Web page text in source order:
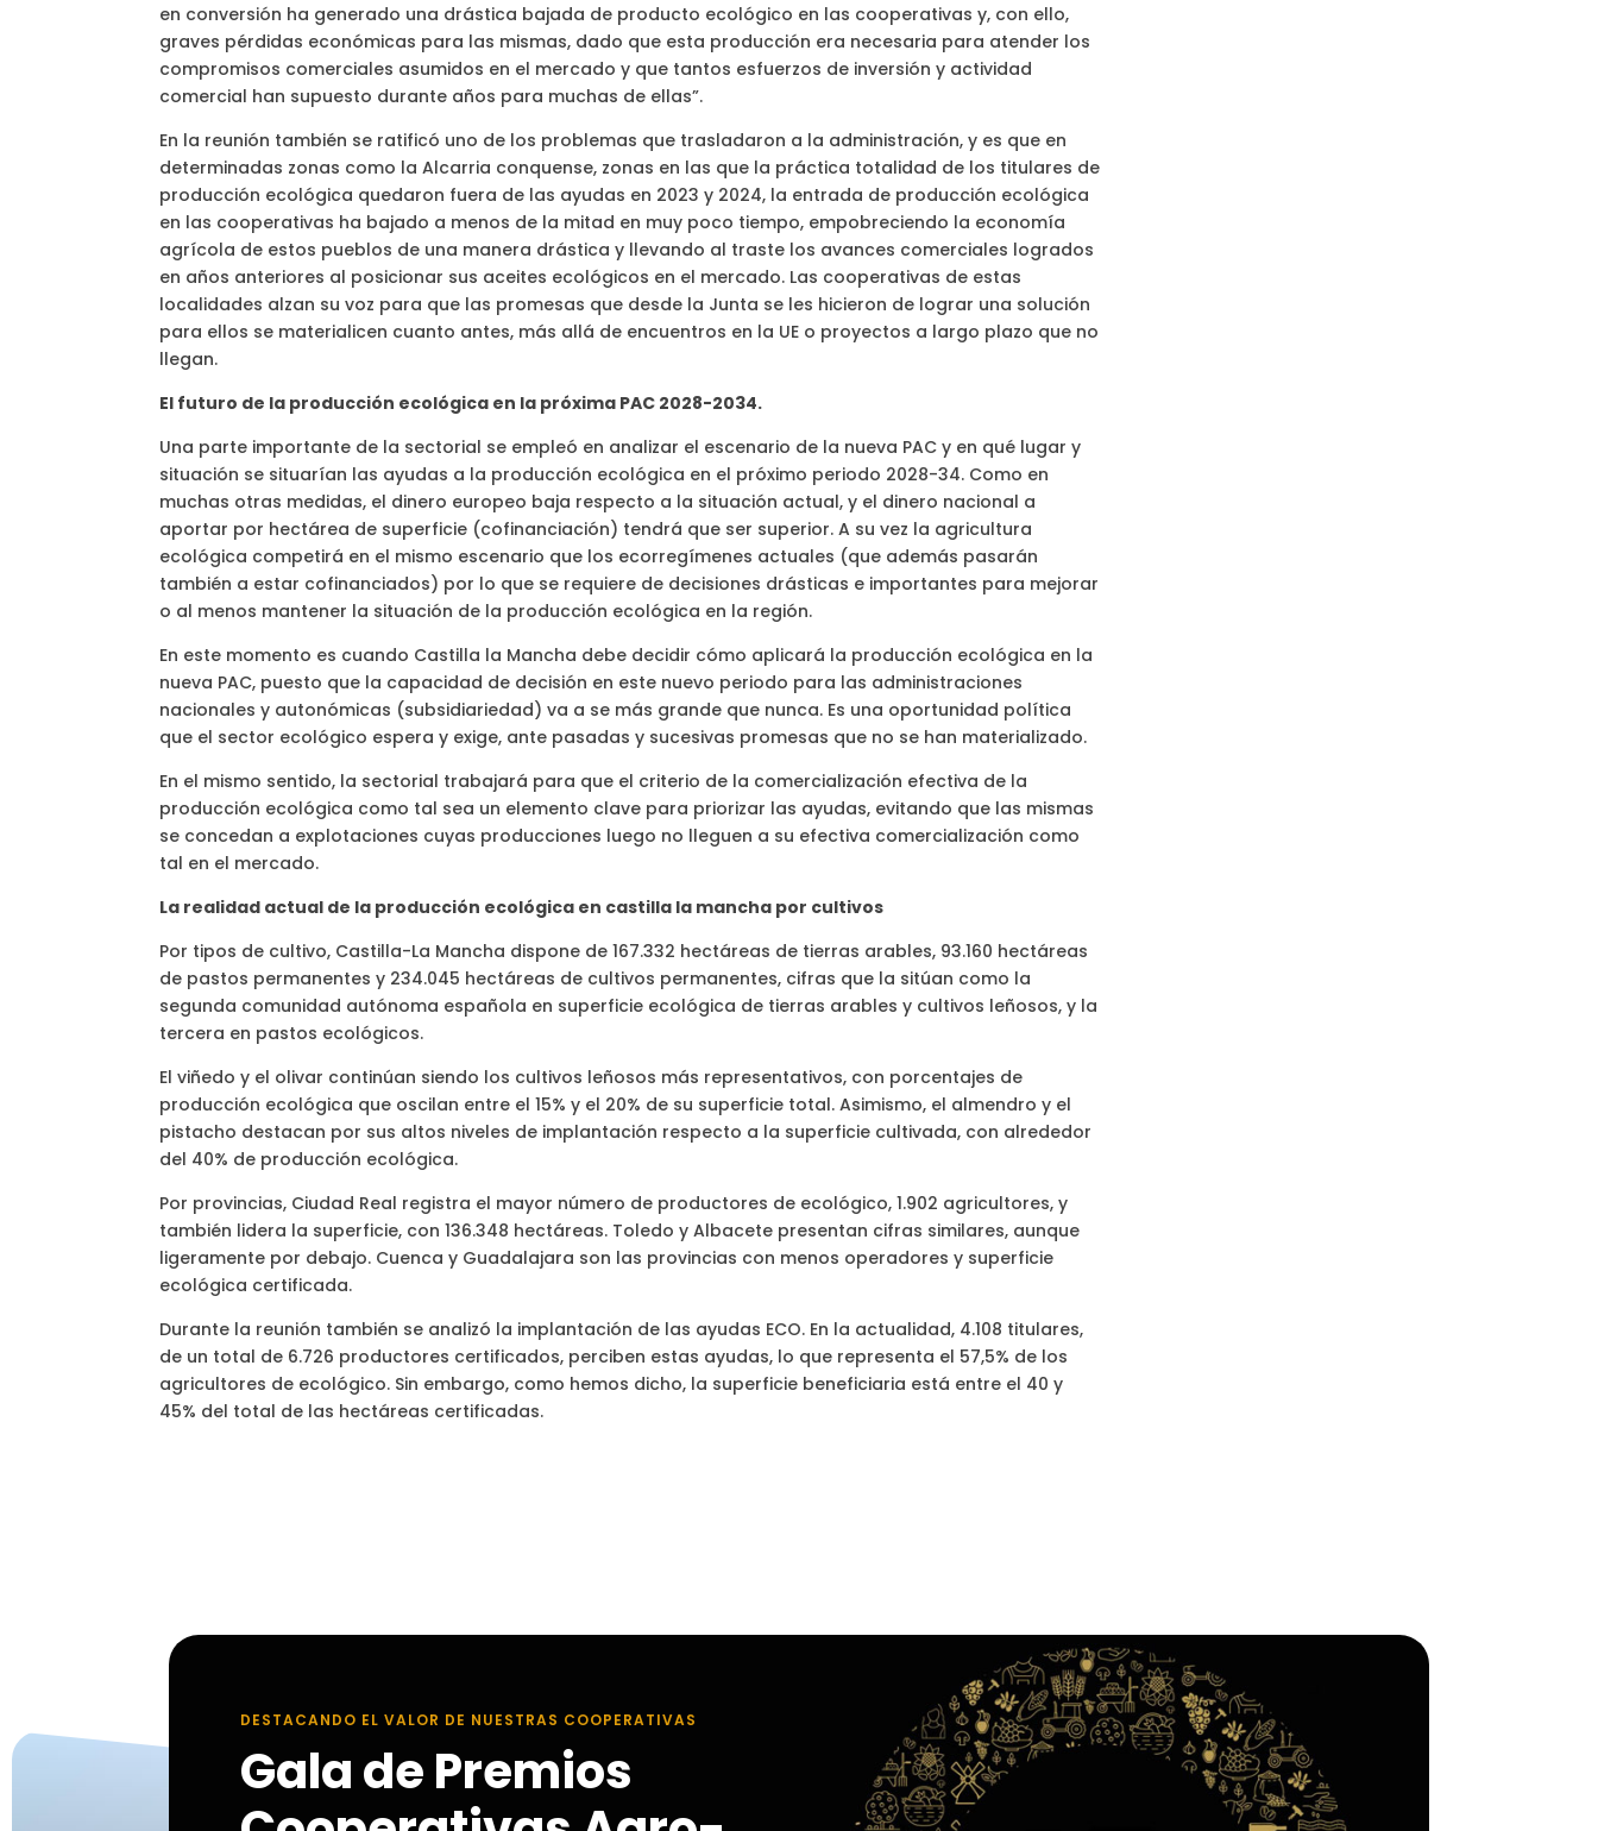
en conversión ha generado una drástica bajada de producto ecológico en las cooperativas y, con ello,
graves pérdidas económicas para las mismas, dado que esta producción era necesaria para atender los
compromisos comerciales asumidos en el mercado y que tantos esfuerzos de inversión y actividad
comercial han supuesto durante años para muchas de ellas”.
En la reunión también se ratificó uno de los problemas que trasladaron a la administración, y es que en
determinadas zonas como la Alcarria conquense, zonas en las que la práctica totalidad de los titulares de
producción ecológica quedaron fuera de las ayudas en 2023 y 2024, la entrada de producción ecológica
en las cooperativas ha bajado a menos de la mitad en muy poco tiempo, empobreciendo la economía
agrícola de estos pueblos de una manera drástica y llevando al traste los avances comerciales logrados
en años anteriores al posicionar sus aceites ecológicos en el mercado. Las cooperativas de estas
localidades alzan su voz para que las promesas que desde la Junta se les hicieron de lograr una solución
para ellos se materialicen cuanto antes, más allá de encuentros en la UE o proyectos a largo plazo que no
llegan.
El futuro de la producción ecológica en la próxima PAC 2028-2034.
Una parte importante de la sectorial se empleó en analizar el escenario de la nueva PAC y en qué lugar y
situación se situarían las ayudas a la producción ecológica en el próximo periodo 2028-34. Como en
muchas otras medidas, el dinero europeo baja respecto a la situación actual, y el dinero nacional a
aportar por hectárea de superficie (cofinanciación) tendrá que ser superior. A su vez la agricultura
ecológica competirá en el mismo escenario que los ecorregímenes actuales (que además pasarán
también a estar cofinanciados) por lo que se requiere de decisiones drásticas e importantes para mejorar
o al menos mantener la situación de la producción ecológica en la región.
En este momento es cuando Castilla la Mancha debe decidir cómo aplicará la producción ecológica en la
nueva PAC, puesto que la capacidad de decisión en este nuevo periodo para las administraciones
nacionales y autonómicas (subsidiariedad) va a se más grande que nunca. Es una oportunidad política
que el sector ecológico espera y exige, ante pasadas y sucesivas promesas que no se han materializado.
En el mismo sentido, la sectorial trabajará para que el criterio de la comercialización efectiva de la
producción ecológica como tal sea un elemento clave para priorizar las ayudas, evitando que las mismas
se concedan a explotaciones cuyas producciones luego no lleguen a su efectiva comercialización como
tal en el mercado.
La realidad actual de la producción ecológica en castilla la mancha por cultivos
Por tipos de cultivo, Castilla-La Mancha dispone de 167.332 hectáreas de tierras arables, 93.160 hectáreas
de pastos permanentes y 234.045 hectáreas de cultivos permanentes, cifras que la sitúan como la
segunda comunidad autónoma española en superficie ecológica de tierras arables y cultivos leñosos, y la
tercera en pastos ecológicos.
El viñedo y el olivar continúan siendo los cultivos leñosos más representativos, con porcentajes de
producción ecológica que oscilan entre el 15% y el 20% de su superficie total. Asimismo, el almendro y el
pistacho destacan por sus altos niveles de implantación respecto a la superficie cultivada, con alrededor
del 40% de producción ecológica.
Por provincias, Ciudad Real registra el mayor número de productores de ecológico, 1.902 agricultores, y
también lidera la superficie, con 136.348 hectáreas. Toledo y Albacete presentan cifras similares, aunque
ligeramente por debajo. Cuenca y Guadalajara son las provincias con menos operadores y superficie
ecológica certificada.
Durante la reunión también se analizó la implantación de las ayudas ECO. En la actualidad, 4.108 titulares,
de un total de 6.726 productores certificados, perciben estas ayudas, lo que representa el 57,5% de los
agricultores de ecológico. Sin embargo, como hemos dicho, la superficie beneficiaria está entre el 40 y
45% del total de las hectáreas certificadas.
DESTACANDO EL VALOR DE NUESTRAS COOPERATIVAS
Gala de Premios